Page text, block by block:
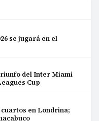
se jugará en el
del Inter Miami
Cup
en Londrina;